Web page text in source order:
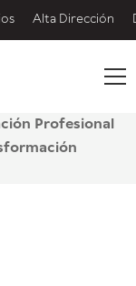
Alta Dirección
Profesional